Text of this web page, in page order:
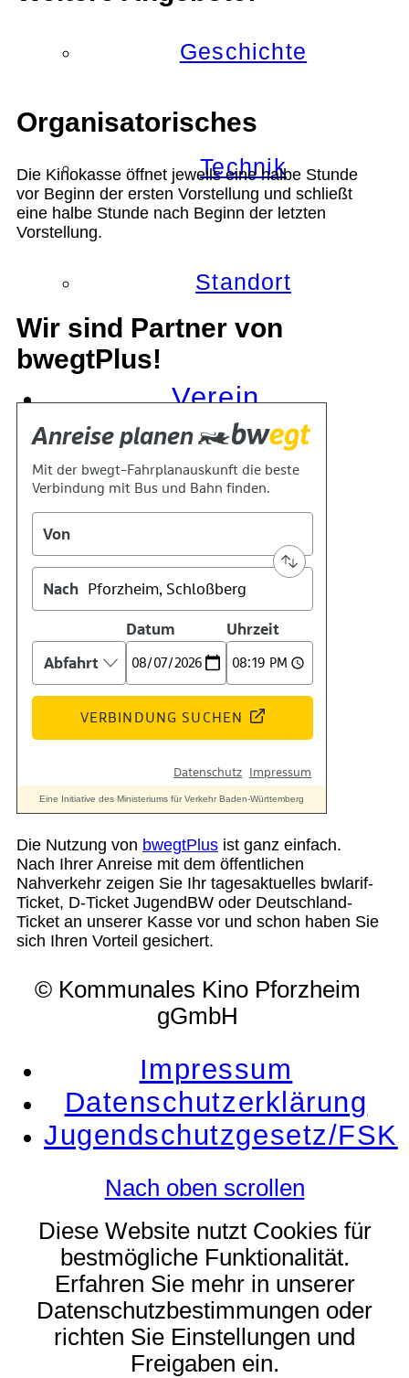
Geschichte
Technik
Standort
Verein
Suche
Menü Menü
Organisatorisches
Die Kinokasse öffnet jeweils eine halbe Stunde
vor Beginn der ersten Vorstellung und schließt
eine halbe Stunde nach Beginn der letzten
Vorstellung.
Wir sind Partner von
bwegtPlus!
Die Nutzung von bwegtPlus ist ganz einfach.
Nach Ihrer Anreise mit dem öffentlichen
Nahverkehr zeigen Sie Ihr tagesaktuelles bwlarif-
Ticket, D-Ticket JugendBW oder Deutschland-
Ticket an unserer Kasse vor und schon haben Sie
sich Ihren Vorteil gesichert.
© Kommunales Kino Pforzheim
gGmbH
Impressum
Datenschutzerklärung
Jugendschutzgesetz/FSK
Nach oben scrollen
Diese Website nutzt Cookies für
bestmögliche Funktionalität.
Erfahren Sie mehr in unserer
Datenschutzbestimmungen oder
richten Sie Einstellungen und
Freigaben ein.